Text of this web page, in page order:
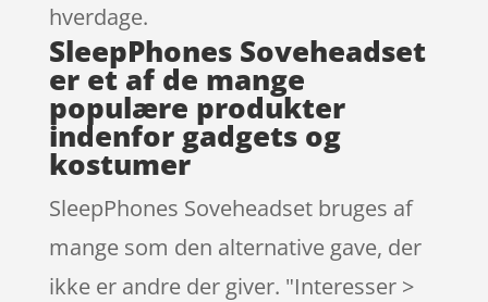
hverdage.
SleepPhones Soveheadset
er et af de mange
populære produkter
indenfor gadgets og
kostumer
SleepPhones Soveheadset bruges af
mange som den alternative gave, der
ikke er andre der giver. "Interesser >